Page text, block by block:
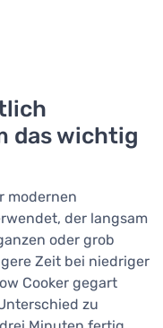
das wichtig
modernen
der langsam
oder grob
Zeit bei niedriger
Cooker gegart
zu